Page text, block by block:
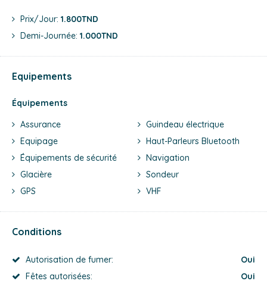
Prix/jour: 1.800TND
Demi-Journée: 1.000TND
Equipements
Équipements
Assurance
Equipage
Équipements de sécurité
Glacière
GPS
Guindeau électrique
Haut-Parleurs Bluetooth
Navigation
Sondeur
VHF
Conditions
Autorisation de fumer:
Oui
Fêtes autorisées:
Oui